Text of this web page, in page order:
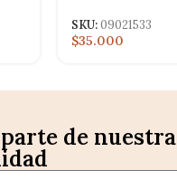
SKU:09021533
$35.000
de nuestra